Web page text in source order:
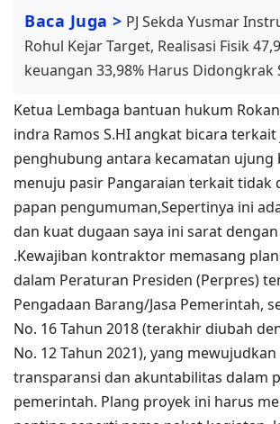
Baca Juga > PJ Sekda Yusmar
Rohul Kejar Target, Realisasi Fisik
keuangan 33,98% Harus Didongkrak
Ketua Lembaga bantuan hukum
indra Ramos S.HI angkat bicara
penghubung antara kecamatan ujung
menuju pasir Pangaraian terkait tidak
papan pengumuman,Sepertinya ini
dan kuat dugaan saya ini sarat
.Kewajiban kontraktor memasang
dalam Peraturan Presiden (Perpres)
Pengadaan Barang/Jasa Pemerintah,
No. 16 Tahun 2018 (terakhir diubah
No. 12 Tahun 2021), yang
transparansi dan akuntabilitas dalam
pemerintah. Plang proyek ini harus